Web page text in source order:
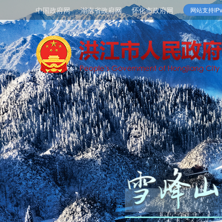
中国政府网 湖南省政府网 怀化市政府网 网站支持